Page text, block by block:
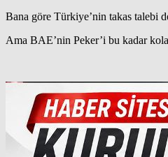
Bana göre Türkiye’nin takas talebi
Ama BAE’nin Peker’i bu kadar